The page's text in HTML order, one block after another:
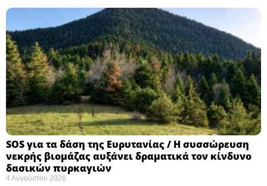
SOS για τα δάση της Ευρυτανίας / Η συσσώρευση
νεκρής βιομάζας αυξάνει δραματικά τον κίνδυνο
δασικών πυρκαγιών
4 Αυγούστου 2026